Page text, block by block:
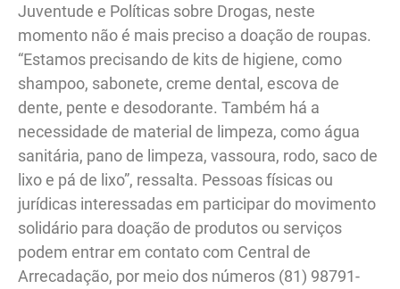
Juventude e Políticas sobre Drogas, neste
momento não é mais preciso a doação de roupas.
“Estamos precisando de kits de higiene, como
shampoo, sabonete, creme dental, escova de
dente, pente e desodorante. Também há a
necessidade de material de limpeza, como água
sanitária, pano de limpeza, vassoura, rodo, saco de
lixo e pá de lixo”, ressalta. Pessoas físicas ou
jurídicas interessadas em participar do movimento
solidário para doação de produtos ou serviços
podem entrar em contato com Central de
Arrecadação, por meio dos números (81) 98791-